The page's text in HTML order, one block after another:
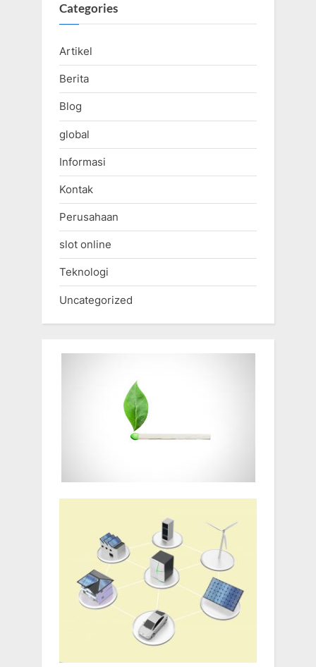
Categories
Artikel
Berita
Blog
global
Informasi
Kontak
Perusahaan
slot online
Teknologi
Uncategorized